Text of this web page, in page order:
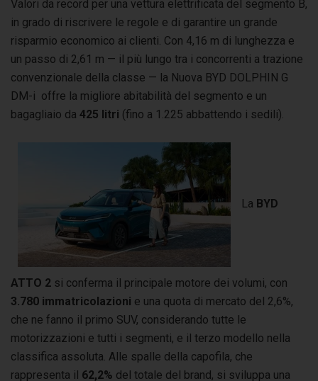
Valori da record per una vettura elettrificata del segmento B,
in grado di riscrivere le regole e di garantire un grande
risparmio economico ai clienti. Con 4,16 m di lunghezza e
un passo di 2,61 m — il più lungo tra i concorrenti a trazione
convenzionale della classe — la Nuova BYD DOLPHIN G
DM-i offre la migliore abitabilità del segmento e un
bagagliaio da 425 litri (fino a 1.225 abbattendo i sedili).
La BYD
ATTO 2 si conferma il principale motore dei volumi, con
3.780 immatricolazioni e una quota di mercato del 2,6%,
che ne fanno il primo SUV, considerando tutte le
motorizzazioni e tutti i segmenti, e il terzo modello nella
classifica assoluta. Alle spalle della capofila, che
rappresenta il 62,2% del totale del brand, si sviluppa una